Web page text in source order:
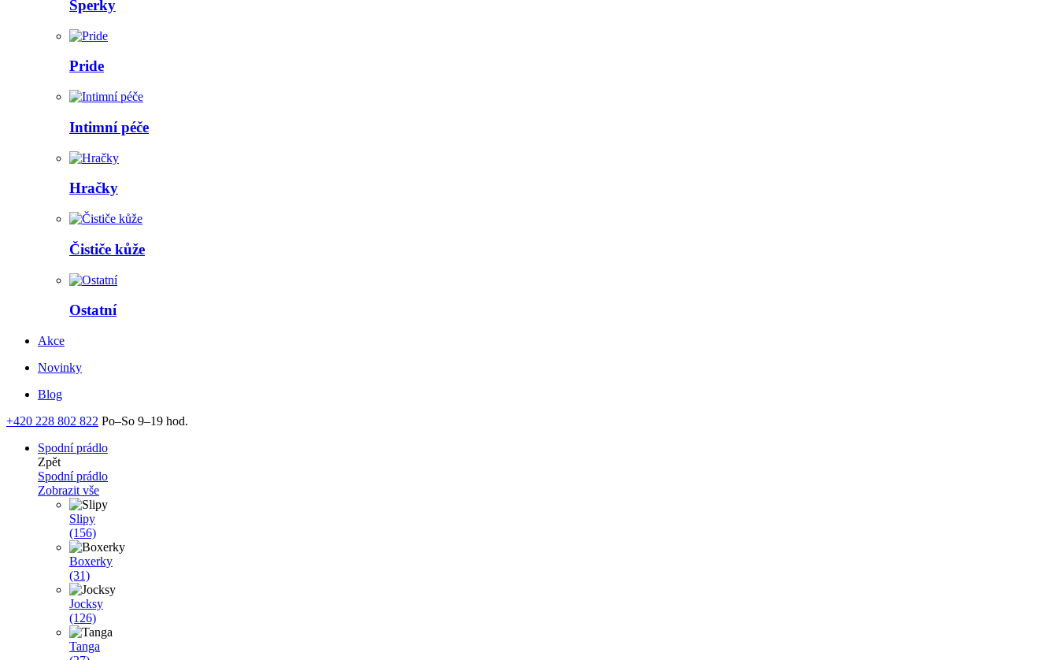
Šperky
Pride
Intimní péče
Hračky
Čističe kůže
Ostatní
Akce
Novinky
Blog
+420 228 802 822 Po–So 9–19 hod.
Spodní prádlo
Zpět
Spodní prádlo
Zobrazit vše
Slipy
(156)
Boxerky
(31)
Jocksy
(126)
Tanga